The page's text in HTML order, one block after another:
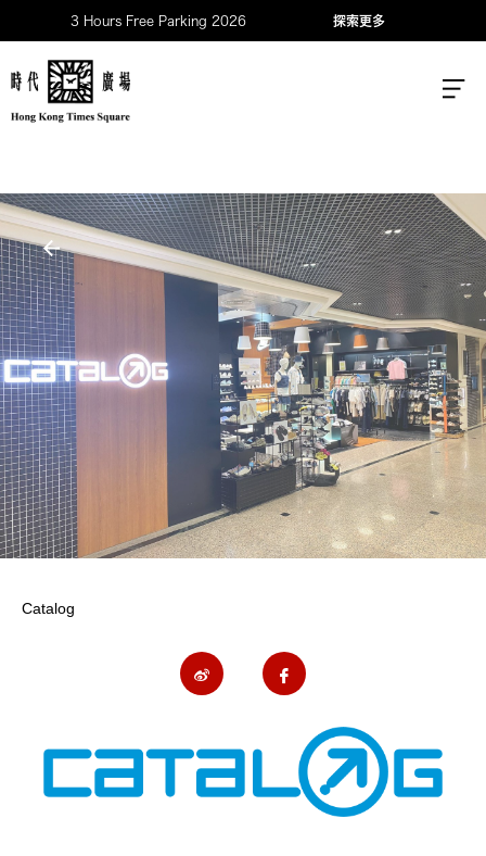
3 Hours Free Parking 2026 探索更多
Catalog